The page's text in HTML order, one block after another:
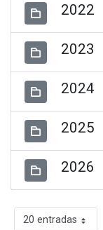
2022
2023
2024
2025
2026
20 entradas